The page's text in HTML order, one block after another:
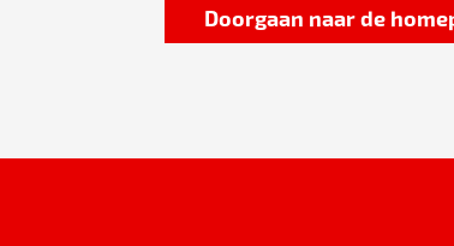
Doorgaan naar de